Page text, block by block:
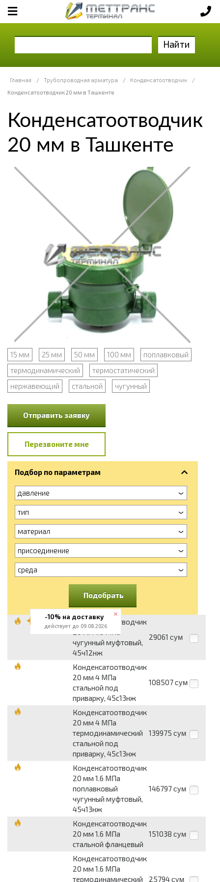
Найти
Главная / Трубопроводная арматура / Конденсатоотводчик
/
Конденсатоотводчик 20 мм в Ташкенте
Конденсатоотводчик
20 мм в Ташкенте
15 мм 25 мм 50 мм 100 мм
поплавковый
термодинамический
термостатический
нержавеющий
стальной чугунный
Отправить заявку
Перезвоните мне
Подбор по параметрам
давление
тип
материал
присоединение
среда
Подобрать
Конденсатоотводчик
20 мм 1.6 МПа
чугунный муфтовый,
45ч12нж
29061 сум
Конденсатоотводчик
20 мм 4 МПа
стальной под
приварку, 45с13нж
108507 сум
Конденсатоотводчик
20 мм 4 МПа
термодинамический
стальной под
приварку, 45с13нж
139975 сум
Конденсатоотводчик
20 мм 1.6 МПа
поплавковый
чугунный муфтовый,
45ч13нж
146797 сум
Конденсатоотводчик
20 мм 1.6 МПа
стальной фланцевый
151038 сум
Конденсатоотводчик
20 мм 1.6 МПа
термодинамический
25794 сум
-10% на доставку
действует до 09.08.2026